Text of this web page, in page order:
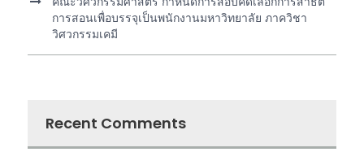
การสอนเพื่อบรรจุเป็นพนักงานมหาวิทยาลัย ภาควิชา
วิศวกรรมเคมี
Recent Comments